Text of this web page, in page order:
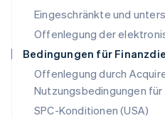
Eingeschränkte und
Offenlegung der
Bedingungen für
Offenlegung durch
Nutzungsbedingungen
SPC-Konditionen (USA)
Norwegen
English
Österreich
DeutschEnglish
Polen
English
Portugal
PortuguêsEnglish